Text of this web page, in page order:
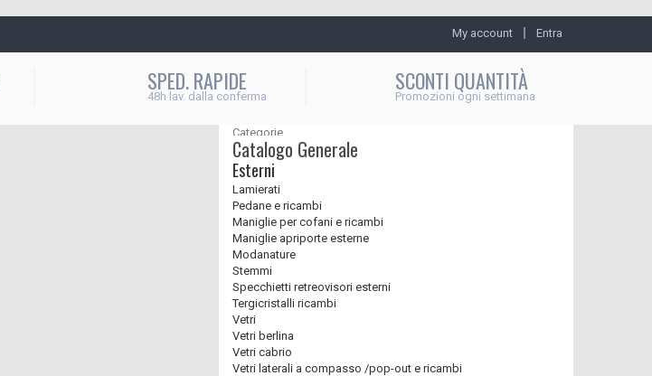
My account Entra
SPED. RAPIDE
48h lav. dalla conferma
SCONTI QUANTITÀ
Promozioni ogni settimana
Categorie
Catalogo Generale
Esterni
Lamierati
Pedane e ricambi
Maniglie per cofani e ricambi
Maniglie apriporte esterne
Modanature
Stemmi
Specchietti retreovisori esterni
Tergicristalli ricambi
Vetri
Vetri berlina
Vetri cabrio
Vetri laterali a compasso /pop-out e ricambi